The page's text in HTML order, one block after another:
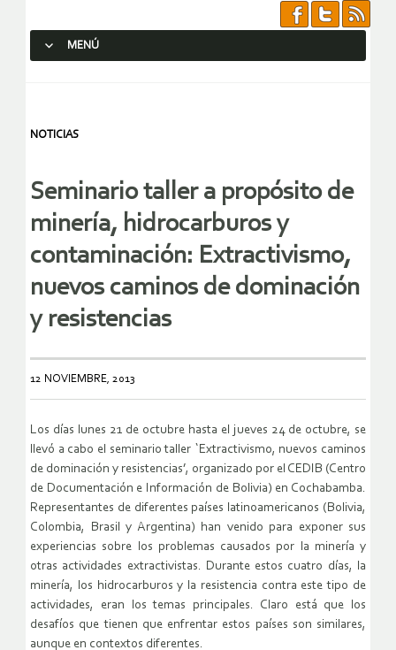
MENÚ
NOTICIAS
Seminario taller a propósito de
minería, hidrocarburos y
contaminación: Extractivismo,
nuevos caminos de dominación
y resistencias
12 NOVIEMBRE, 2013
Los días lunes 21 de octubre hasta el jueves 24 de octubre, se
llevó a cabo el seminario taller `Extractivismo, nuevos caminos
de dominación y resistencias’, organizado por el CEDIB (Centro
de Documentación e Información de Bolivia) en Cochabamba.
Representantes de diferentes países latinoamericanos (Bolivia,
Colombia, Brasil y Argentina) han venido para exponer sus
experiencias sobre los problemas causados por la minería y
otras actividades extractivistas. Durante estos cuatro días, la
minería, los hidrocarburos y la resistencia contra este tipo de
actividades, eran los temas principales. Claro está que los
desafíos que tienen que enfrentar estos países son similares,
aunque en contextos diferentes.